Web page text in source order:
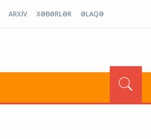
ARXİV XƏBƏRLƏR ƏLAQƏ